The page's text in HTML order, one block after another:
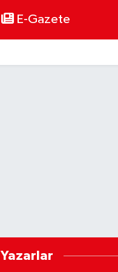
E-Gazete
Yazarlar